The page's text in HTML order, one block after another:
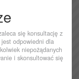
się konsultację z
odpowiedni dla
niepożądanych
i skonsultować się